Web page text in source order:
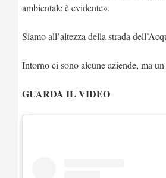
ambientale è evidente».
Siamo all’altezza della strada
Intorno ci sono alcune aziende, ma
GUARDA IL VIDEO